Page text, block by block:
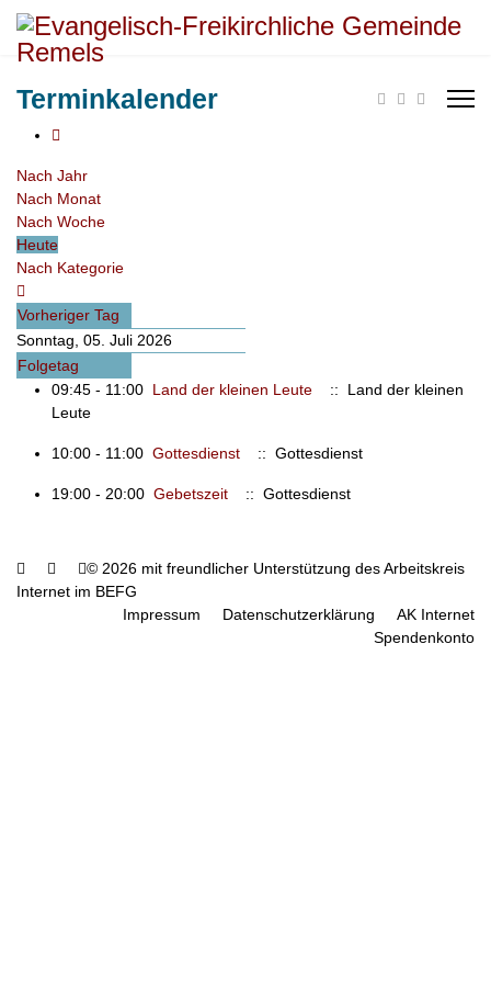
Terminkalender
Nach Jahr
Nach Monat
Nach Woche
Heute
Nach Kategorie
Vorheriger Tag
Sonntag, 05. Juli 2026
Folgetag
09:45 - 11:00 Land der kleinen Leute
:: Land der kleinen
Leute
10:00 - 11:00 Gottesdienst :: Gottesdienst
19:00 - 20:00 Gebetszeit :: Gottesdienst
© 2026 mit freundlicher Unterstützung des Arbeitskreis
Internet im BEFG
Impressum
Datenschutzerklärung
AK Internet
Spendenkonto